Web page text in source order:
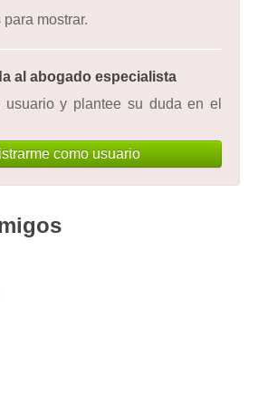
mostrar.
al abogado especialista
usuario y plantee su duda en el
como usuario